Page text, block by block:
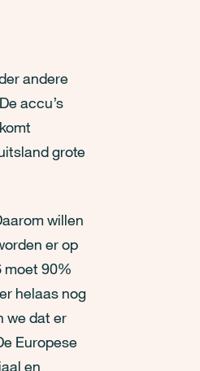
andere
accu’s
grote
willen
er op
moet 90%
helaas nog
we dat er
Europese
en